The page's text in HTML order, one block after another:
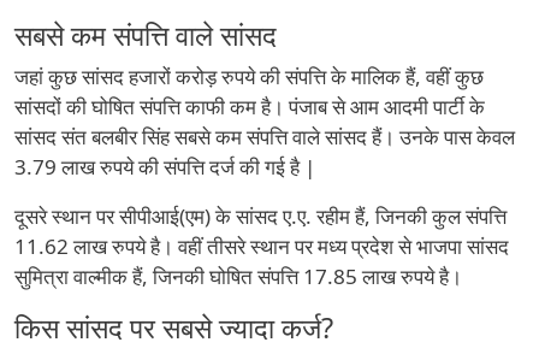
सबसे कम संपत्ति वाले सांसद
जहां कुछ सांसद हजारों करोड़ रुपये की संपत्ति के मालिक हैं, वहीं कुछ
सांसदों की घोषित संपत्ति काफी कम है। पंजाब से आम आदमी पार्टी के
सांसद संत बलबीर सिंह सबसे कम संपत्ति वाले सांसद हैं। उनके पास केवल
3.79 लाख रुपये की संपत्ति दर्ज की गई है |
दूसरे स्थान पर सीपीआई(एम) के सांसद ए.ए. रहीम हैं, जिनकी कुल संपत्ति
11.62 लाख रुपये है। वहीं तीसरे स्थान पर मध्य प्रदेश से भाजपा सांसद
सुमित्रा वाल्मीक हैं, जिनकी घोषित संपत्ति 17.85 लाख रुपये है।
किस सांसद पर सबसे ज्यादा कर्ज?